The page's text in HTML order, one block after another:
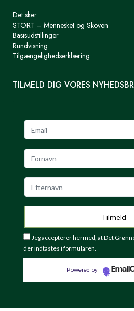
Det sker
STORT – Mennesket og Skoven
Basisudstillinger
Rundvisning
Tilgængelighedserklæring
TILMELD DIG VORES
Jeg accepterer hermed, at Det
der indtastes i formularen.
Powered by